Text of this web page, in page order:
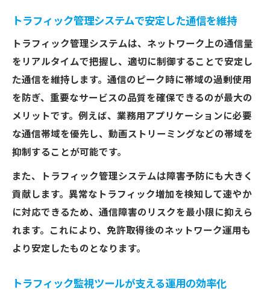
トラフィック管理システムで安定した通信を維持
トラフィック管理システムは、ネットワーク上の通信量
をリアルタイムで把握し、適切に制御することで安定し
た通信を維持します。通信のピーク時に帯域の過剰使用
を防ぎ、重要なサービスの品質を確保できるのが最大の
メリットです。例えば、業務用アプリケーションに必要
な通信帯域を優先し、動画ストリーミングなどの帯域を
抑制することが可能です。
また、トラフィック管理システムは障害予防にも大きく
貢献します。異常なトラフィック増加を検知して速やか
に対応できるため、通信障害のリスクを最小限に抑えら
れます。これにより、免許取得後のネットワーク運用も
より安定したものとなります。
トラフィック監視ツールが支える運用の効率化